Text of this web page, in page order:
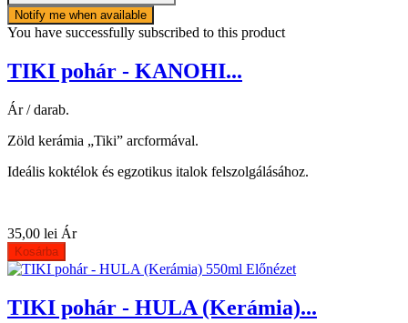
Notify me when available
You have successfully subscribed to this product
TIKI pohár - KANOHI...
Ár / darab.
Zöld kerámia „Tiki” arcformával.
Ideális koktélok és egzotikus italok felszolgálásához.
35,00 lei Ár
Kosárba
Előnézet
TIKI pohár - HULA (Kerámia)...